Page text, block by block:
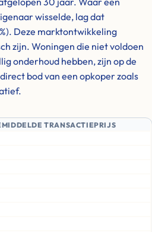
wisselde, lag dat
Deze marktontwikkeling
zijn. Woningen die niet voldoen
onderhoud hebben, zijn op de
bod van een opkoper zoals
TRANSACTIEPRIJS